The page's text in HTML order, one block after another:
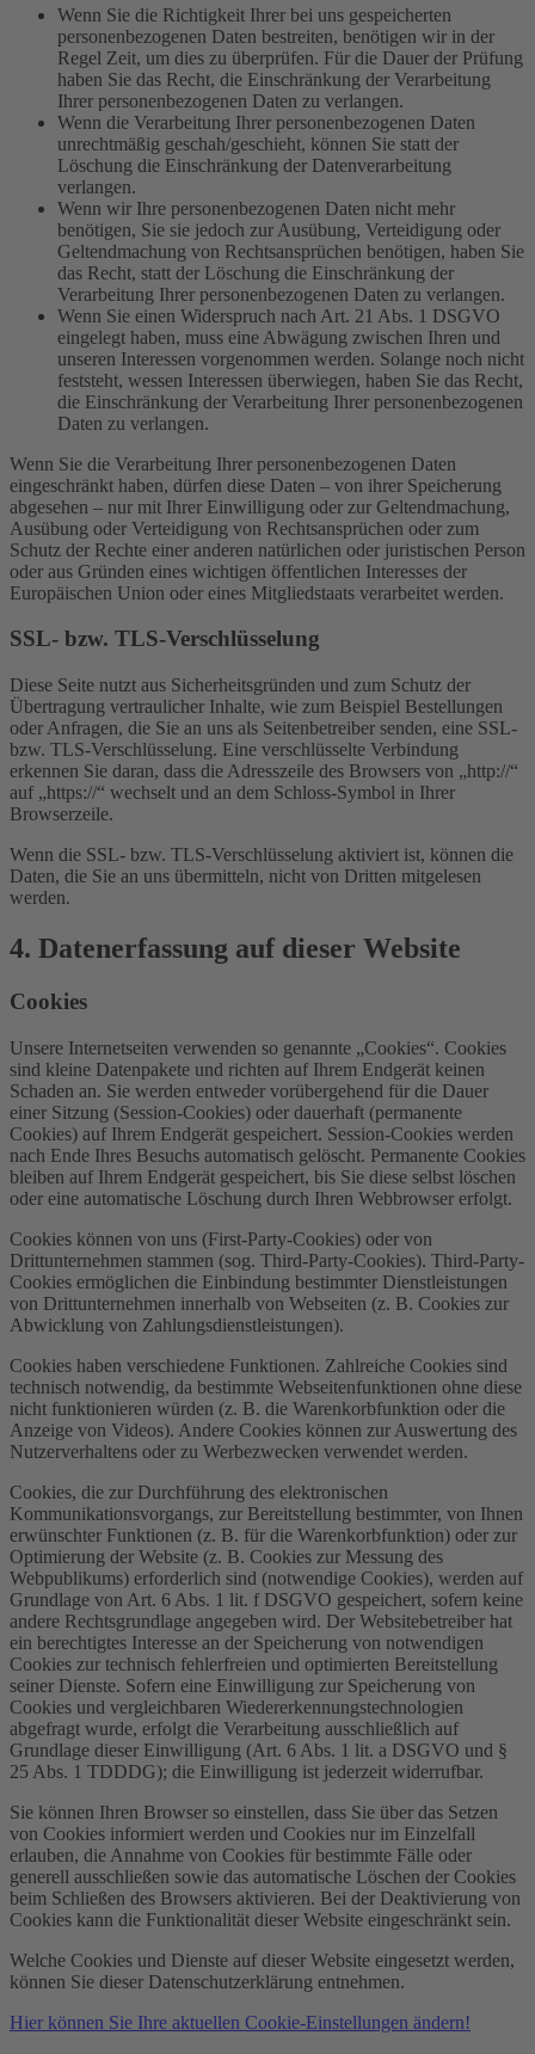
Wenn Sie die Richtigkeit Ihrer bei uns gespeicherten
personenbezogenen Daten bestreiten, benötigen wir in der
Regel Zeit, um dies zu überprüfen. Für die Dauer der Prüfung
haben Sie das Recht, die Einschränkung der Verarbeitung
Ihrer personenbezogenen Daten zu verlangen.
Wenn die Verarbeitung Ihrer personenbezogenen Daten
unrechtmäßig geschah/geschieht, können Sie statt der
Löschung die Einschränkung der Datenverarbeitung
verlangen.
Wenn wir Ihre personenbezogenen Daten nicht mehr
benötigen, Sie sie jedoch zur Ausübung, Verteidigung oder
Geltendmachung von Rechtsansprüchen benötigen, haben Sie
das Recht, statt der Löschung die Einschränkung der
Verarbeitung Ihrer personenbezogenen Daten zu verlangen.
Wenn Sie einen Widerspruch nach Art. 21 Abs. 1 DSGVO
eingelegt haben, muss eine Abwägung zwischen Ihren und
unseren Interessen vorgenommen werden. Solange noch nicht
feststeht, wessen Interessen überwiegen, haben Sie das Recht,
die Einschränkung der Verarbeitung Ihrer personenbezogenen
Daten zu verlangen.
Wenn Sie die Verarbeitung Ihrer personenbezogenen Daten
eingeschränkt haben, dürfen diese Daten – von ihrer Speicherung
abgesehen – nur mit Ihrer Einwilligung oder zur Geltendmachung,
Ausübung oder Verteidigung von Rechtsansprüchen oder zum
Schutz der Rechte einer anderen natürlichen oder juristischen Person
oder aus Gründen eines wichtigen öffentlichen Interesses der
Europäischen Union oder eines Mitgliedstaats verarbeitet werden.
SSL- bzw. TLS-Verschlüsselung
Diese Seite nutzt aus Sicherheitsgründen und zum Schutz der
Übertragung vertraulicher Inhalte, wie zum Beispiel Bestellungen
oder Anfragen, die Sie an uns als Seitenbetreiber senden, eine SSL-
bzw. TLS-Verschlüsselung. Eine verschlüsselte Verbindung
erkennen Sie daran, dass die Adresszeile des Browsers von „http://“
auf „https://“ wechselt und an dem Schloss-Symbol in Ihrer
Browserzeile.
Wenn die SSL- bzw. TLS-Verschlüsselung aktiviert ist, können die
Daten, die Sie an uns übermitteln, nicht von Dritten mitgelesen
werden.
4. Datenerfassung auf dieser Website
Cookies
Unsere Internetseiten verwenden so genannte „Cookies“. Cookies
sind kleine Datenpakete und richten auf Ihrem Endgerät keinen
Schaden an. Sie werden entweder vorübergehend für die Dauer
einer Sitzung (Session-Cookies) oder dauerhaft (permanente
Cookies) auf Ihrem Endgerät gespeichert. Session-Cookies werden
nach Ende Ihres Besuchs automatisch gelöscht. Permanente Cookies
bleiben auf Ihrem Endgerät gespeichert, bis Sie diese selbst löschen
oder eine automatische Löschung durch Ihren Webbrowser erfolgt.
Cookies können von uns (First-Party-Cookies) oder von
Drittunternehmen stammen (sog. Third-Party-Cookies). Third-Party-
Cookies ermöglichen die Einbindung bestimmter Dienstleistungen
von Drittunternehmen innerhalb von Webseiten (z. B. Cookies zur
Abwicklung von Zahlungsdienstleistungen).
Cookies haben verschiedene Funktionen. Zahlreiche Cookies sind
technisch notwendig, da bestimmte Webseitenfunktionen ohne diese
nicht funktionieren würden (z. B. die Warenkorbfunktion oder die
Anzeige von Videos). Andere Cookies können zur Auswertung des
Nutzerverhaltens oder zu Werbezwecken verwendet werden.
Cookies, die zur Durchführung des elektronischen
Kommunikationsvorgangs, zur Bereitstellung bestimmter, von Ihnen
erwünschter Funktionen (z. B. für die Warenkorbfunktion) oder zur
Optimierung der Website (z. B. Cookies zur Messung des
Webpublikums) erforderlich sind (notwendige Cookies), werden auf
Grundlage von Art. 6 Abs. 1 lit. f DSGVO gespeichert, sofern keine
andere Rechtsgrundlage angegeben wird. Der Websitebetreiber hat
ein berechtigtes Interesse an der Speicherung von notwendigen
Cookies zur technisch fehlerfreien und optimierten Bereitstellung
seiner Dienste. Sofern eine Einwilligung zur Speicherung von
Cookies und vergleichbaren Wiedererkennungstechnologien
abgefragt wurde, erfolgt die Verarbeitung ausschließlich auf
Grundlage dieser Einwilligung (Art. 6 Abs. 1 lit. a DSGVO und §
25 Abs. 1 TDDDG); die Einwilligung ist jederzeit widerrufbar.
Sie können Ihren Browser so einstellen, dass Sie über das Setzen
von Cookies informiert werden und Cookies nur im Einzelfall
erlauben, die Annahme von Cookies für bestimmte Fälle oder
generell ausschließen sowie das automatische Löschen der Cookies
beim Schließen des Browsers aktivieren. Bei der Deaktivierung von
Cookies kann die Funktionalität dieser Website eingeschränkt sein.
Welche Cookies und Dienste auf dieser Website eingesetzt werden,
können Sie dieser Datenschutzerklärung entnehmen.
Hier können Sie Ihre aktuellen Cookie-Einstellungen ändern!